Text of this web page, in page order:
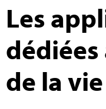
Les
dédiées
de la vie